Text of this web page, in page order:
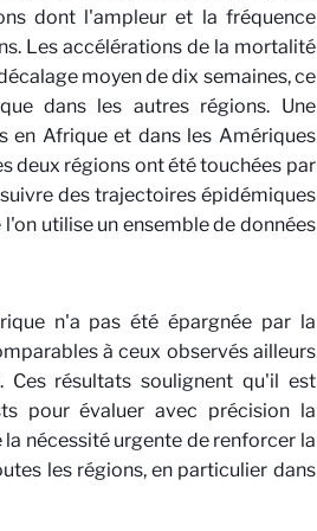
dont l'ampleur et la fréquence
Les accélérations de la mortalité
moyen de dix semaines, ce
dans les autres régions. Une
en Afrique et dans les Amériques
deux régions ont été touchées par
des trajectoires épidémiques
utilise un ensemble de données
n'a pas été épargnée par la
à ceux observés ailleurs
résultats soulignent qu'il est
pour évaluer avec précision la
nécessité urgente de renforcer la
les régions, en particulier dans